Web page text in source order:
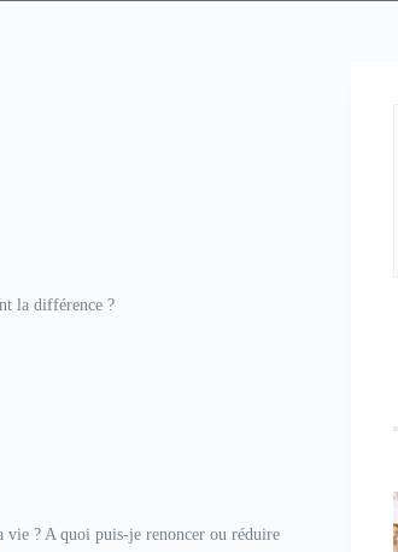
la différence ?
vie ? A quoi puis-je renoncer ou réduire